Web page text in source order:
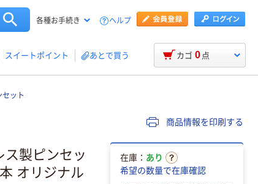
各種お手続き ヘルプ
スイートポイント あとで買う カゴ 0 点
ット
商品情報を印刷する
ス製ピンセッ
オリジナル
在庫： あり
希望の数量で在庫確認